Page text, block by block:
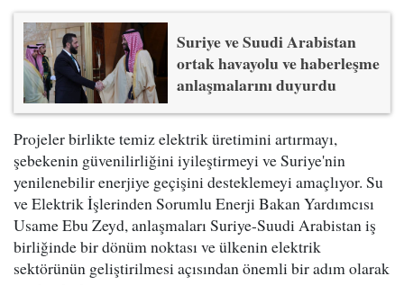
Suriye ve Suudi Arabistan
ortak havayolu ve haberleşme
anlaşmalarını duyurdu
Projeler birlikte temiz elektrik üretimini artırmayı,
şebekenin güvenilirliğini iyileştirmeyi ve Suriye'nin
yenilenebilir enerjiye geçişini desteklemeyi amaçlıyor. Su
ve Elektrik İşlerinden Sorumlu Enerji Bakan Yardımcısı
Usame Ebu Zeyd, anlaşmaları Suriye-Suudi Arabistan iş
birliğinde bir dönüm noktası ve ülkenin elektrik
sektörünün geliştirilmesi açısından önemli bir adım olarak